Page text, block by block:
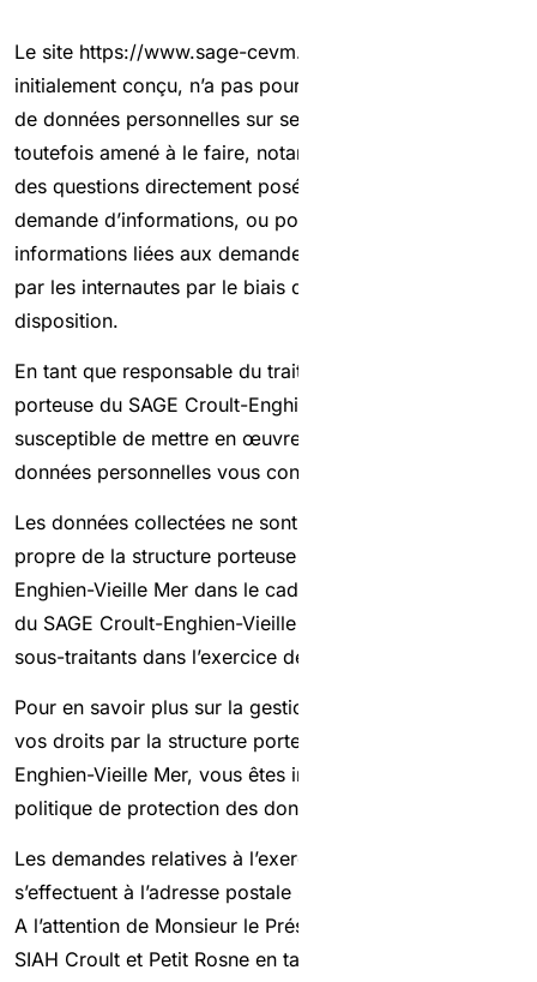
Le site https://www.sage-cevm.fr/ , tel qu’il a été
initialement conçu, n’a pas pour vocation de collecter
de données personnelles sur ses visiteurs. Il est
toutefois amené à le faire, notamment pour répondre à
des questions directement posées via le formulaire de
demande d’informations, ou pour traiter les
informations liées aux demandes en ligne effectuées
par les internautes par le biais des formulaires mis à sa
disposition.
En tant que responsable du traitement, la structure
porteuse du SAGE Croult-Enghien-Vieille Mer est
susceptible de mettre en œuvre des traitements de
données personnelles vous concernant.
Les données collectées ne sont destinées qu’à l’usage
propre de la structure porteuse du SAGE Croult-
Enghien-Vieille Mer dans le cadre de la mise en œuvre
du SAGE Croult-Enghien-Vieille Mer et à celui de ses
sous-traitants dans l’exercice de leurs missions.
Pour en savoir plus sur la gestion de vos données et de
vos droits par la structure porteuse du SAGE Croult-
Enghien-Vieille Mer, vous êtes invités à consulter notre
politique de protection des données
Les demandes relatives à l’exercice de vos droits
s’effectuent à l’adresse postale suivante :
A l’attention de Monsieur le Président de la CLE
SIAH Croult et Petit Rosne en tant que structure